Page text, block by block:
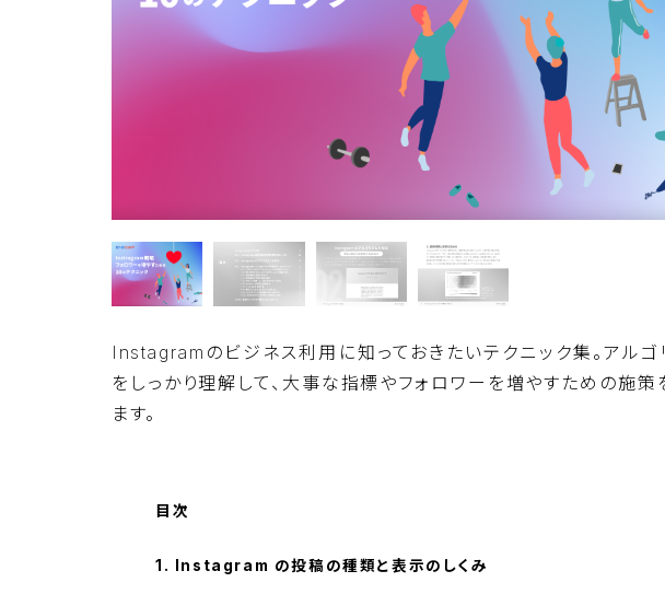
Instagramのビジネス利用に知っておきたいテクニック集。アルゴ
をしっかり理解して、大事な指標やフォロワーを増やすための施策
ます。
Instagram の投稿の種類と表示のしくみ